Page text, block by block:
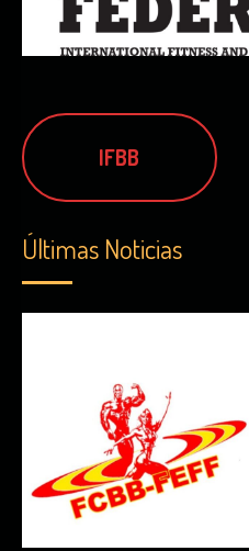
IFBB
Últimas Noticias